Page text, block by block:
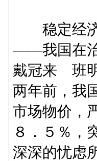
稳定经济
——我国在治
戴冠来 班
两年前，我
市场物价，
８．５％，
深深的忧虑